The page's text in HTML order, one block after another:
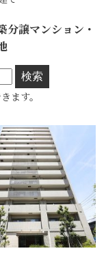
分譲マンション・
ます。